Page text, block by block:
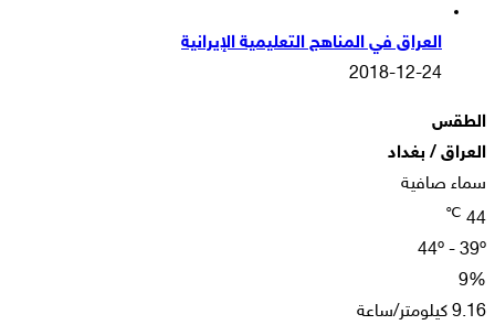
العراق في المناهج التعليمية الإيرانية
2018-12-24
الطقس
العراق / بغداد
سماء صافية
44
℃
44º - 39º
9%
9.16 كيلومتر/ساعة